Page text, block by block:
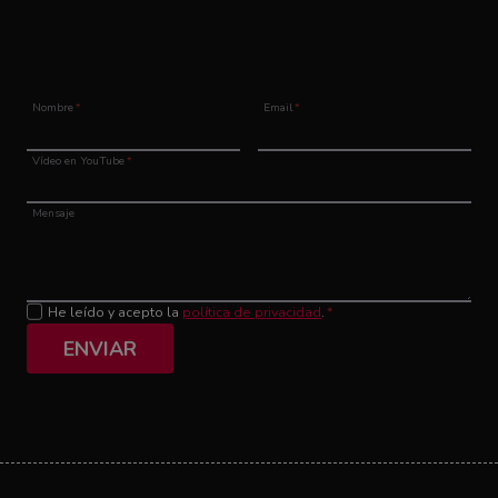
Nombre* Email*
Vídeo en YouTube*
Mensaje
He leído y acepto la política de privacidad. *
ENVIAR